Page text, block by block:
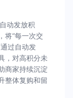
动发放积
将“每一次交
过自动发
，对高积分未
商家持续沉淀
整体复购和留